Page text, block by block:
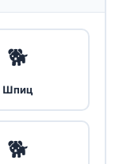
🐕
Шпиц
🐕